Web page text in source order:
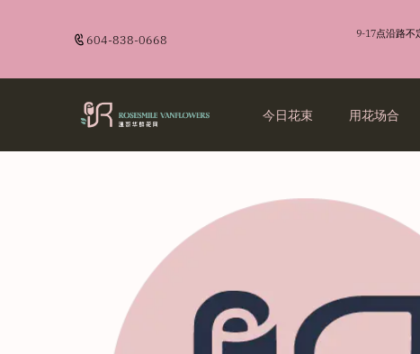
604-838-0668
9-17点沿路不
诚意道歉
毕业留影
今日花束 用花场合
诚意道歉
毕业留影